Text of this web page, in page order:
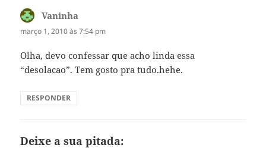
Vaninha
março 1, 2010 às 7:54 pm
Olha, devo confessar que acho linda essa
“desolacao”. Tem gosto pra tudo.hehe.
RESPONDER
Deixe a sua pitada: